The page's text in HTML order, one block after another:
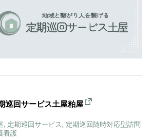
巡回サービス土屋粕屋
, 定期巡回サービス, 定期巡回随時対応型訪問
看護